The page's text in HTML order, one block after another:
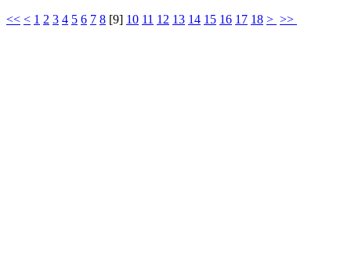
<< < 1 2 3 4 5 6 7 8 [9] 10 11 12 13 14 15 16 17 18 > >>